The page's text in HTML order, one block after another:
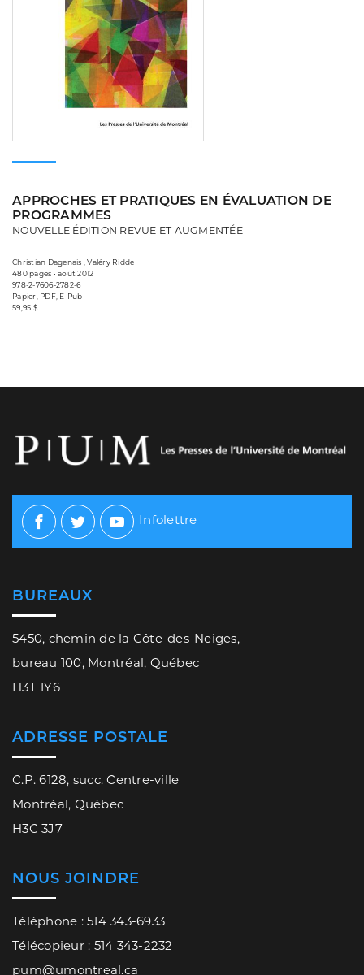
APPROCHES ET PRATIQUES EN ÉVALUATION DE
PROGRAMMES
NOUVELLE ÉDITION REVUE ET AUGMENTÉE
Christian Dagenais , Valéry Ridde
480 pages • août 2012
978-2-7606-2782-6
Papier, PDF, E-Pub
59,95 $
Facebook
TwitterYoutube
Infolettre
BUREAUX
5450, chemin de la Côte-des-Neiges,
bureau 100, Montréal, Québec
H3T 1Y6
ADRESSE POSTALE
C.P. 6128, succ. Centre-ville
Montréal, Québec
H3C 3J7
NOUS JOINDRE
Téléphone : 514 343-6933
Télécopieur : 514 343-2232
pum@umontreal.ca